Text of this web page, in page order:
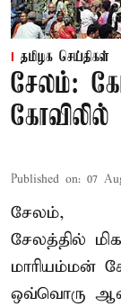
தமிழக செய்திகள்
சேலம்:
Published on: 07
சேலம்,
சேலத்தில்
மாரியம்மன்
ஒவ்வொரு